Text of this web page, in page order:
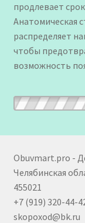
продлевает
Анатомическая
распределяет
чтобы
возможность
Obuvmart.pro -
Челябинская
455021
+7 (919) 320-44-
skopoxod@bk.ru